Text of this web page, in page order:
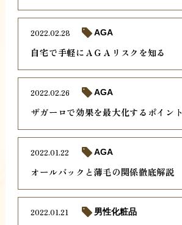
自宅で手軽にＡＧＡリスクを知る
2022.02.28 AGA
ザガーロで効果を最大化するポイント
2022.02.26 AGA
オールバックと薄毛の関係徹底解説
2022.01.22 AGA
2022.01.21 男性化粧品